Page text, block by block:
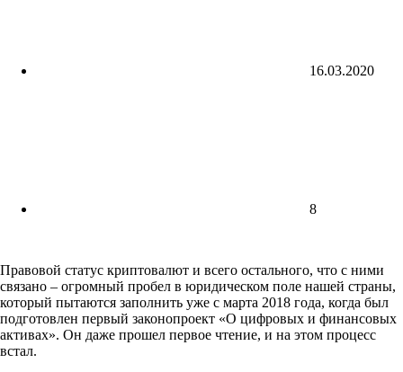
16.03.2020
8
Правовой статус криптовалют и всего остального, что с ними
связано – огромный пробел в юридическом поле нашей страны,
который пытаются заполнить уже с марта 2018 года, когда был
подготовлен первый законопроект «О цифровых и финансовых
активах». Он даже прошел первое чтение, и на этом процесс
встал.